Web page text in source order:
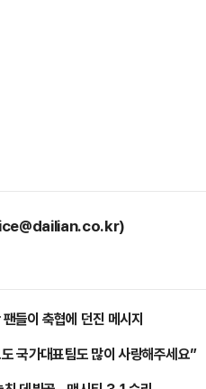
들이 축협에 던진 메시지
국가대표팀도 많이 사랑해주세요”